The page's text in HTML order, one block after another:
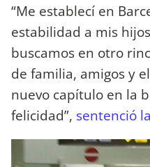
“Me establecí en
estabilidad a mis
buscamos en otro
de familia, amigos y
nuevo capítulo en la
felicidad”, sentenció